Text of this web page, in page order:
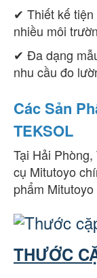
✔ Thiết kế tiện
nhiều môi
✔ Đa dạng
nhu cầu đo
Các Sản
TEKSOL
Tại Hải
cụ Mitutoyo
phẩm
THƯỚC